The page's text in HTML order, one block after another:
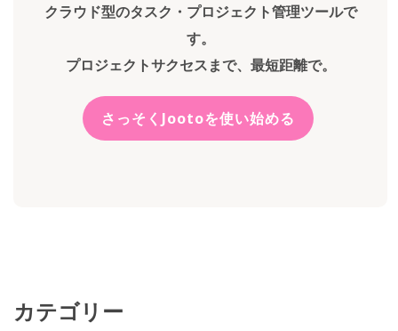
クラウド型のタスク・プロジェクト管理ツールで
す。
プロジェクトサクセスまで、最短距離で。
さっそくJootoを使い始める
カテゴリー